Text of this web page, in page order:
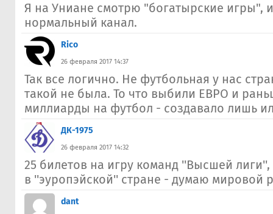
Я на Униане смотрю "богатырские игры",
нормальный канал.
Rico
26 февраля 2017 14:37
Так все логично. Не футбольная у нас
такой не была. То что выбили ЕВРО и
миллиарды на футбол - создавало лишь
ДК-1975
26 февраля 2017 14:32
25 билетов на игру команд ''Высшей
в ''эуропэйской'' стране - думаю мировой
dant